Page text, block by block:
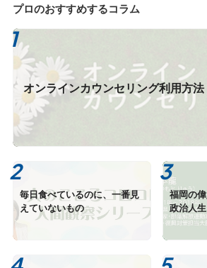
プロのおすすめするコラム
オンラインカウンセリング利用方法
毎日食べているのに、一番見
えていないもの
福岡の
政治人